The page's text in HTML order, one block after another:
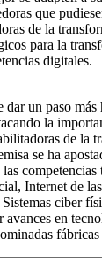
que
de la
para la
digitales.
dar un paso
la
de la
se ha
Internet de
ciber
en